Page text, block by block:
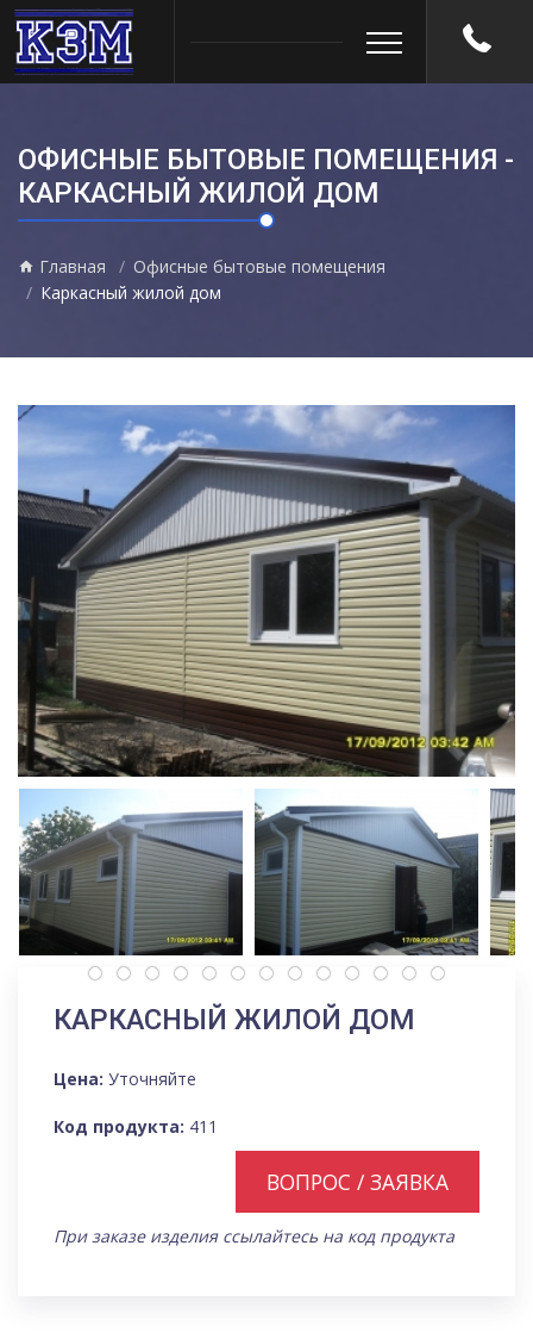
ОФИСНЫЕ БЫТОВЫЕ ПОМЕЩЕНИЯ -
КАРКАСНЫЙ ЖИЛОЙ ДОМ
Главная
Офисные бытовые помещения
Каркасный жилой дом
КАРКАСНЫЙ ЖИЛОЙ ДОМ
Цена: Уточняйте
Код продукта: 411
ВОПРОС / ЗАЯВКА
При заказе изделия ссылайтесь на код продукта